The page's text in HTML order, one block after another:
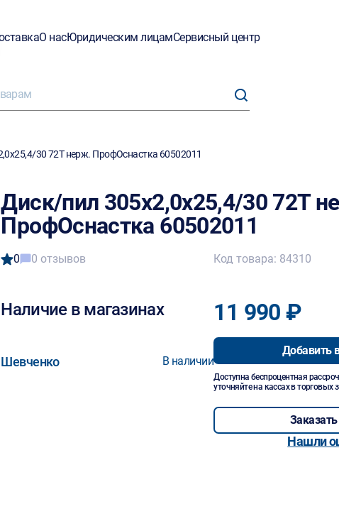
О насЮридическим лицамСервисный центр
30 72T нерж. ПрофОснастка 60502011
Диск/пил 305х2,0х25,4/30 72T
ПрофОснастка 60502011
0 0 отзывов
Наличие в магазинах
Шевченко В наличии
Код товара: 84310
11 990 ₽
Добавить
Доступна беспроцентная
уточняйте на кассах в торговых
Нашли